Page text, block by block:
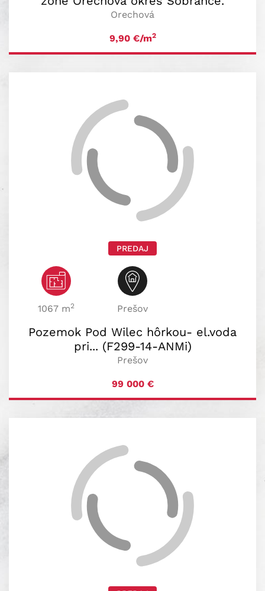
Orechová
9,90 €/m2
PREDAJ
1067 m2 Prešov
Pozemok Pod Wilec hôrkou- el.voda
pri... (F299-14-ANMi)
Prešov
99 000 €